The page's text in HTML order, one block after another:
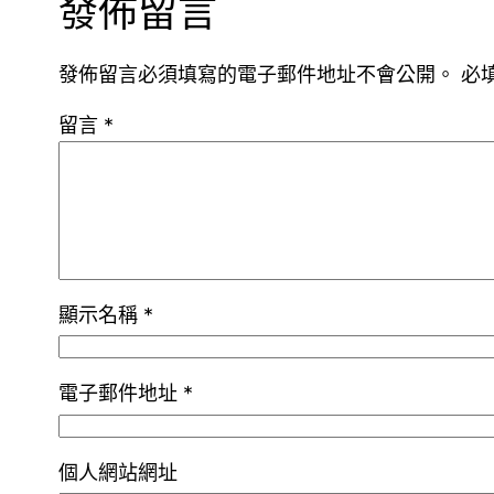
發佈留言
發佈留言必須填寫的電子郵件地址不會公開。 必
留言 *
顯示名稱 *
電子郵件地址 *
個人網站網址